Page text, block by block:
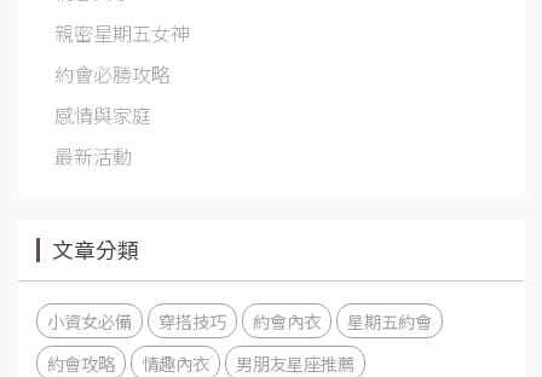
親密星期五女神
約會必勝攻略
感情與家庭
最新活動
文章分類
小資女必備 穿搭技巧 約會內衣
星期五約會
約會攻略
情趣內衣
男朋友星座推薦